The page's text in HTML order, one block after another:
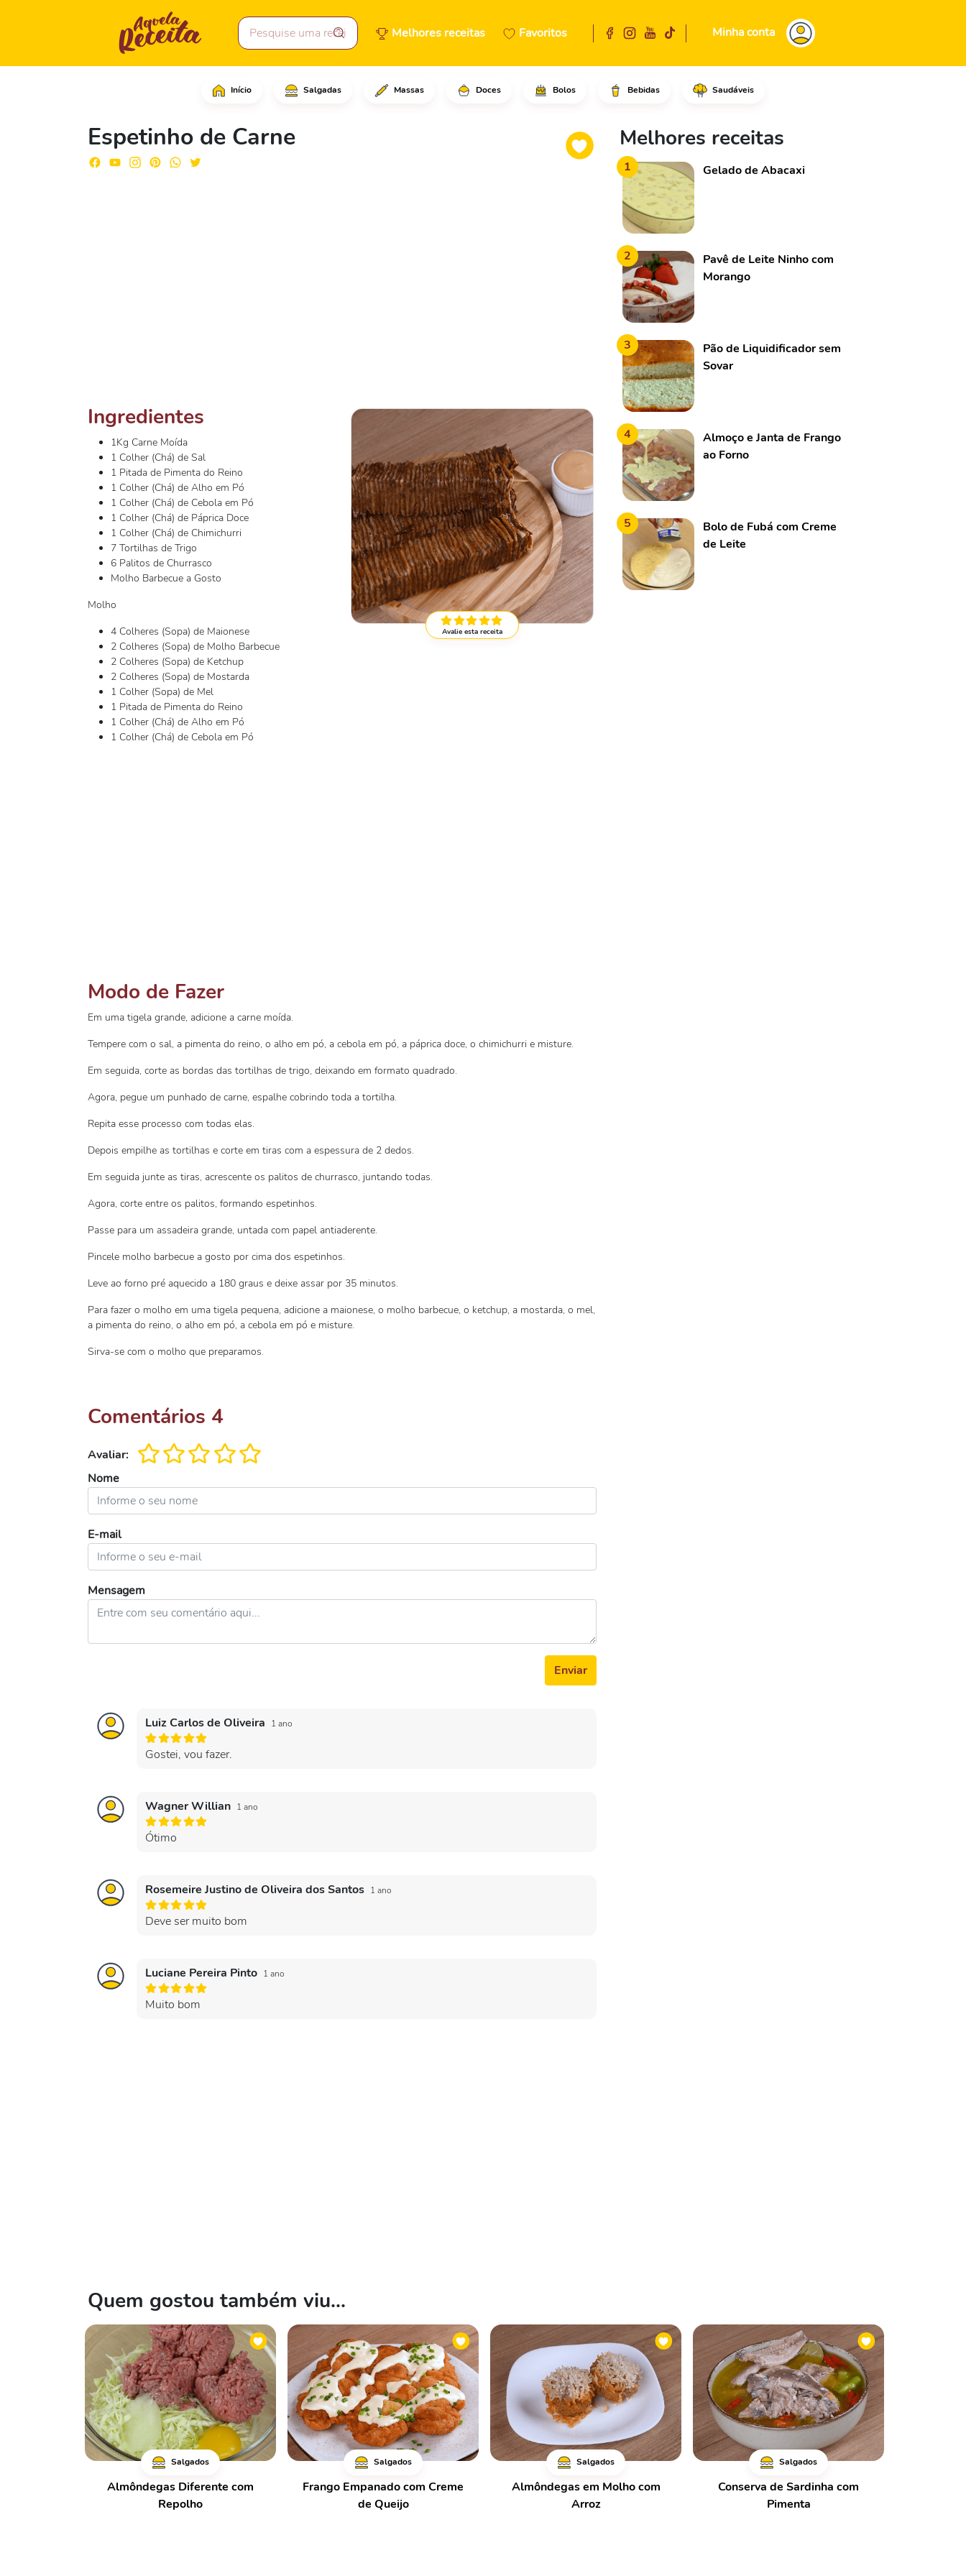
Melhores receitas Favoritos Minha conta
Início Salgadas Massas Doces Bolos Bebidas Saudáveis
Espetinho de Carne
Em uma tigela grande, adicione a carne moída.Tempere com o sal, a pimenta
Avalie esta receita
Ingredientes
1Kg Carne Moída
1 Colher (Chá) de Sal
1 Pitada de Pimenta do Reino
1 Colher (Chá) de Alho em Pó
1 Colher (Chá) de Cebola em Pó
1 Colher (Chá) de Páprica Doce
1 Colher (Chá) de Chimichurri
7 Tortilhas de Trigo
6 Palitos de Churrasco
Molho Barbecue a Gosto
Molho
4 Colheres (Sopa) de Maionese
2 Colheres (Sopa) de Molho Barbecue
2 Colheres (Sopa) de Ketchup
2 Colheres (Sopa) de Mostarda
1 Colher (Sopa) de Mel
1 Pitada de Pimenta do Reino
1 Colher (Chá) de Alho em Pó
1 Colher (Chá) de Cebola em Pó
Modo de Fazer
Em uma tigela grande, adicione a carne moída.
Tempere com o sal, a pimenta do reino, o alho em pó, a cebola em pó, a páprica doce, o chimichurri e misture.
Em seguida, corte as bordas das tortilhas de trigo, deixando em formato quadrado.
Agora, pegue um punhado de carne, espalhe cobrindo toda a tortilha.
Repita esse processo com todas elas.
Depois empilhe as tortilhas e corte em tiras com a espessura de 2 dedos.
Em seguida junte as tiras, acrescente os palitos de churrasco, juntando todas.
Agora, corte entre os palitos, formando espetinhos.
Passe para um assadeira grande, untada com papel antiaderente.
Pincele molho barbecue a gosto por cima dos espetinhos.
Leve ao forno pré aquecido a 180 graus e deixe assar por 35 minutos.
Para fazer o molho em uma tigela pequena, adicione a maionese, o molho barbecue, o ketchup, a mostarda, o mel,
a pimenta do reino, o alho em pó, a cebola em pó e misture.
Sirva-se com o molho que preparamos.
Comentários 4
Avaliar:
Nome
E-mail
Mensagem
Enviar
Luiz Carlos de Oliveira 1 ano
Gostei, vou fazer.
Wagner Willian 1 ano
Ótimo
Rosemeire Justino de Oliveira dos Santos 1 ano
Deve ser muito bom
Luciane Pereira Pinto 1 ano
Muito bom
Melhores receitas
1 Gelado de Abacaxi
2
Pavê de Leite Ninho com
Morango
3
Pão de Liquidificador sem
Sovar
4
Almoço e Janta de Frango
ao Forno
5
Bolo de Fubá com Creme
de Leite
Quem gostou também viu...
Salgados
Almôndegas Diferente com
Repolho
Salgados
Frango Empanado com Creme
de Queijo
Salgados
Almôndegas em Molho com
Arroz
Salgados
Conserva de Sardinha com
Pimenta